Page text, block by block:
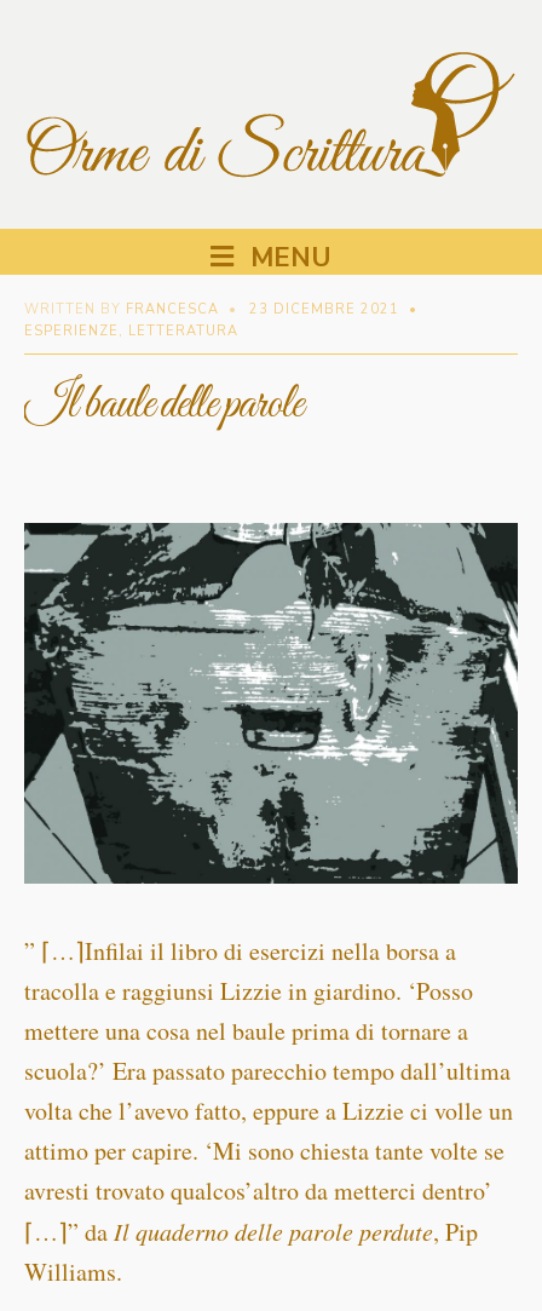
MENU
WRITTEN BY FRANCESCA • 23 DICEMBRE 2021
•
ESPERIENZE , LETTERATURA
Il baule delle parole
” ⌈…⌉Infilai il libro di esercizi nella borsa a
tracolla e raggiunsi Lizzie in giardino. ‘Posso
mettere una cosa nel baule prima di tornare a
scuola?’ Era passato parecchio tempo dall’ultima
volta che l’avevo fatto, eppure a Lizzie ci volle un
attimo per capire. ‘Mi sono chiesta tante volte se
avresti trovato qualcos’altro da metterci dentro’
⌈…⌉” da Il quaderno delle parole perdute, Pip
Williams.